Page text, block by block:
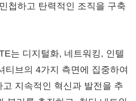
첩하고 탄력적인 조직을 구축
는 디지털화, 네트워킹, 인텔
티브의 4가지 측면에 집중하여
지속적인 혁신과 발전을 추